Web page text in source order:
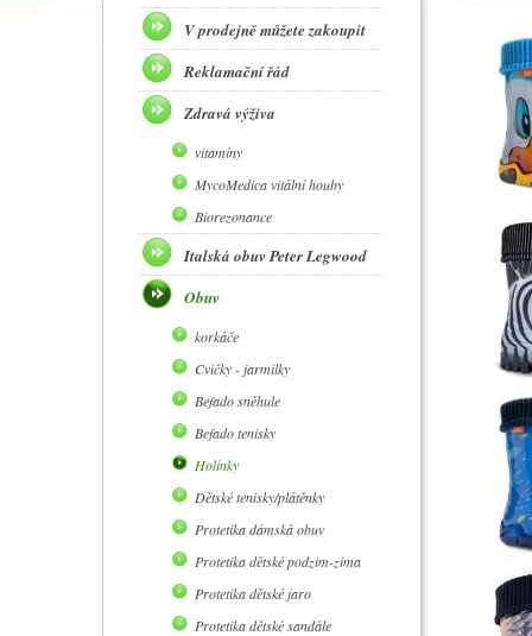
V prodejně můžete zakoupit
Reklamační řád
Zdravá výživa
vitamíny
MycoMedica vitální houby
Biorezonance
Italská obuv Peter Legwood
Obuv
korkáče
Cvičky - jarmilky
Befado sněhule
Befado tenisky
Holínky
Dětské tenisky/plátěnky
Protetika dámská obuv
Protetika dětské podzim-zima
Protetika dětské jaro
Protetika dětské sandále